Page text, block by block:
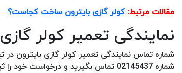
مقالات مرتبط: کولر گازی بایترون ساخت کجاست؟
نمایندگی تعمیر کولر
شماره تماس نمایندگی تعمیر کولر گازی بایترون
شماره 02145437 تماس بگیرید و